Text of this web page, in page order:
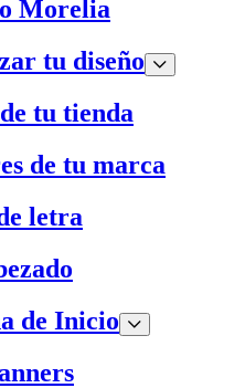
Morelia
tu diseño
tu tienda
de tu marca
letra
de Inicio